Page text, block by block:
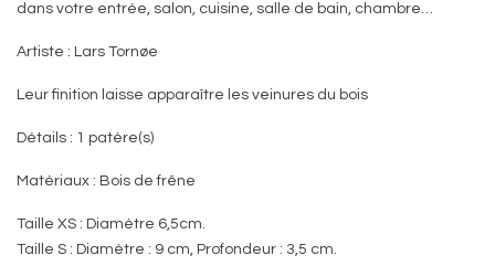
dans votre entrée, salon, cuisine, salle de bain, chambre…
Artiste : Lars Tornøe
Leur finition laisse apparaître les veinures du bois
Détails : 1 patère(s)
Matériaux : Bois de frêne
Taille XS : Diamètre 6,5cm.
Taille S : Diamètre : 9 cm, Profondeur : 3,5 cm.